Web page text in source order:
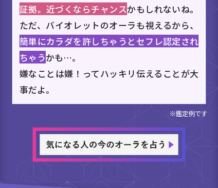
証拠。近づくならチャンスかもしれないね。
ただ、バイオレットのオーラも視えるから、
簡単にカラダを許しちゃうとセフレ認定され
ちゃうかも…。
嫌なことは嫌！ってハッキリ伝えることが大
事だよ。
※鑑定例です